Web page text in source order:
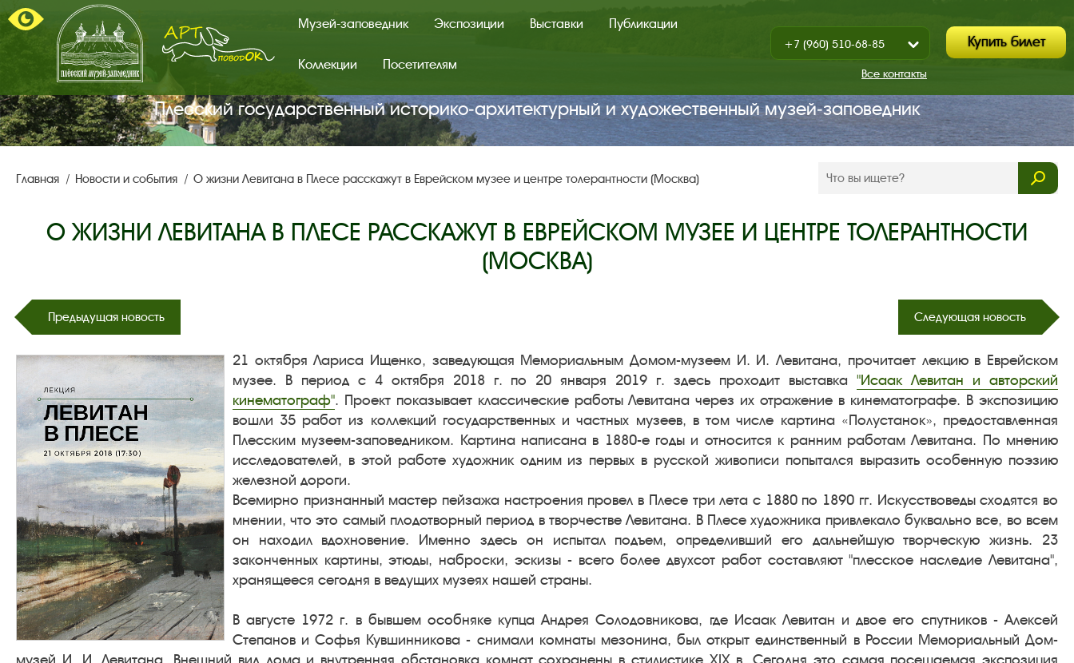
Главная
страница.
поводок.
Музей-заповедник Экспозиции Выставки Публикации
Коллекции Посетителям
Показать
/
Закрыть
+7 (960) 510-68-85
+7 (930) 347-67-70Все контакты
Купить билет
Плесский государственный историко‑архитектурный и художественный музей‑заповедник
Главная Новости и события О жизни Левитана в Плесе расскажут в Еврейском музее и центре толерантности (Москва)
О ЖИЗНИ ЛЕВИТАНА В ПЛЕСЕ РАССКАЖУТ В ЕВРЕЙСКОМ МУЗЕЕ И ЦЕНТРЕ ТОЛЕРАНТНОСТИ
(МОСКВА)
Предыдущая новость Следующая новость
21 октября Лариса Ищенко, заведующая Мемориальным Домом-музеем И. И. Левитана, прочитает лекцию в Еврейском
музее. В период с 4 октября 2018 г. по 20 января 2019 г. здесь проходит выставка"Исаак Левитан и авторский
кинематограф". Проект показывает классические работы Левитана через их отражение в кинематографе. В экспозицию
вошли 35 работ из коллекций государственных и частных музеев, в том числе картина «Полустанок», предоставленная
Плесским музеем-заповедником. Картина написана в 1880-е годы и относится к ранним работам Левитана. По мнению
исследователей, в этой работе художник одним из первых в русской живописи попытался выразить особенную поэзию
железной дороги.
Всемирно признанный мастер пейзажа настроения провел в Плесе три лета с 1880 по 1890 гг. Искусствоведы сходятся во
мнении, что это самый плодотворный период в творчестве Левитана. В Плесе художника привлекало буквально все, во всем
он находил вдохновение. Именно здесь он испытал подъем, определивший его дальнейшую творческую жизнь. 23
законченных картины, этюды, наброски, эскизы - всего более двухсот работ составляют "плесское наследие Левитана",
хранящееся сегодня в ведущих музеях нашей страны.
В августе 1972 г. в бывшем особняке купца Андрея Солодовникова, где Исаак Левитан и двое его спутников - Алексей
Степанов и Софья Кувшинникова - снимали комнаты мезонина, был открыт единственный в России Мемориальный Дом-